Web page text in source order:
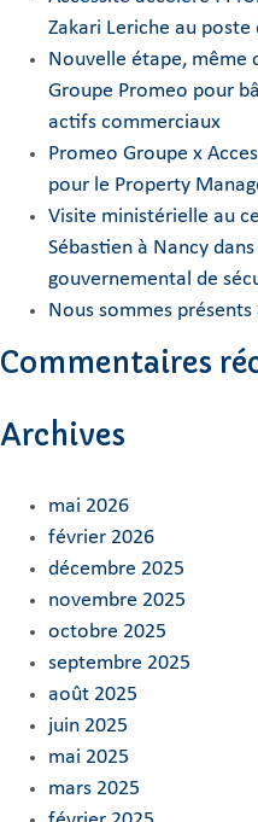
Zakari Leriche au poste
Nouvelle étape, même
Groupe Promeo pour
actifs commerciaux
Promeo Groupe x
pour le Property
Visite ministérielle au
Sébastien à Nancy
gouvernemental de
Nous sommes présents
Commentaires
Archives
mai 2026
février 2026
décembre 2025
novembre 2025
octobre 2025
septembre 2025
août 2025
juin 2025
mai 2025
mars 2025